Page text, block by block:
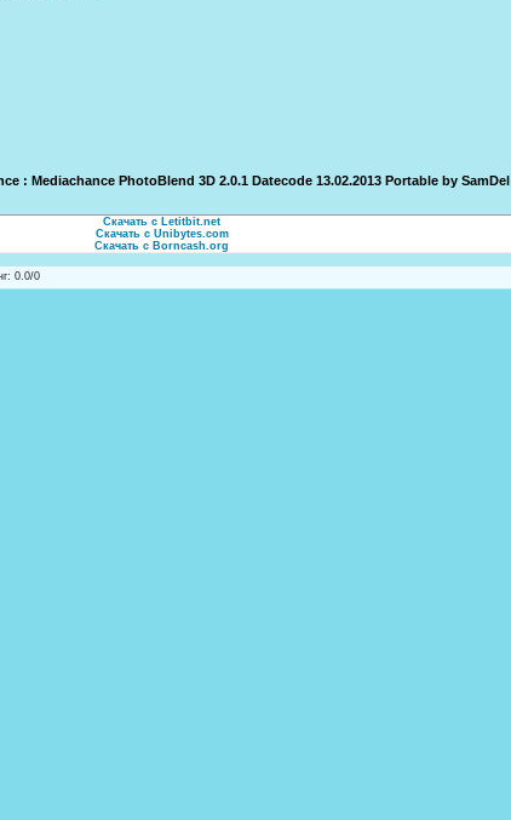
: Mediachance PhotoBlend 3D 2.0.1 Datecode 13.02.2013 Portable by SamDel
Скачать с Letitbit.net
Скачать с Unibytes.com
Скачать с Borncash.org
: 0.0/0